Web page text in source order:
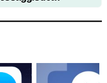
automatico,